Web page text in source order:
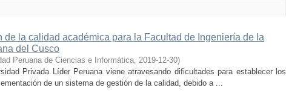
de la calidad académica para la Facultad de Ingeniería de la
del Cusco
Peruana de Ciencias e Informática, 2019-12-30)
Privada Líder Peruana viene atravesando dificultades para establecer los
de un sistema de gestión de la calidad, debido a ...